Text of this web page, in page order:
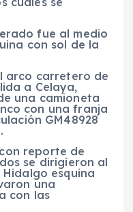
fue al medio
con sol de la
arco carretero de
a Celaya,
una camioneta
con una franja
GM48928
reporte de
se dirigieron al
esquina
una
con las